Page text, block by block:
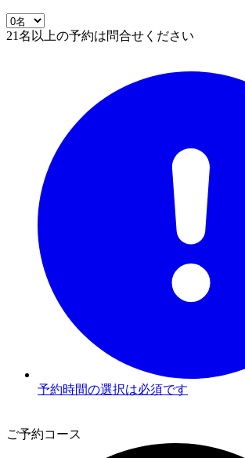
21名以上の予約は問合せください
予約時間の選択は必須です
ご予約コース